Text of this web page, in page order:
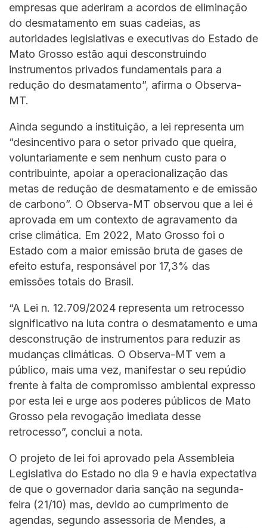
empresas que aderiram a acordos de eliminação
do desmatamento em suas cadeias, as
autoridades legislativas e executivas do Estado de
Mato Grosso estão aqui desconstruindo
instrumentos privados fundamentais para a
redução do desmatamento”, afirma o Observa-
MT.
Ainda segundo a instituição, a lei representa um
“desincentivo para o setor privado que queira,
voluntariamente e sem nenhum custo para o
contribuinte, apoiar a operacionalização das
metas de redução de desmatamento e de emissão
de carbono”. O Observa-MT observou que a lei é
aprovada em um contexto de agravamento da
crise climática. Em 2022, Mato Grosso foi o
Estado com a maior emissão bruta de gases de
efeito estufa, responsável por 17,3% das
emissões totais do Brasil.
“A Lei n. 12.709/2024 representa um retrocesso
significativo na luta contra o desmatamento e uma
desconstrução de instrumentos para reduzir as
mudanças climáticas. O Observa-MT vem a
público, mais uma vez, manifestar o seu repúdio
frente à falta de compromisso ambiental expresso
por esta lei e urge aos poderes públicos de Mato
Grosso pela revogação imediata desse
retrocesso”, conclui a nota.
O projeto de lei foi aprovado pela Assembleia
Legislativa do Estado no dia 9 e havia expectativa
de que o governador daria sanção na segunda-
feira (21/10) mas, devido ao cumprimento de
agendas, segundo assessoria de Mendes, a